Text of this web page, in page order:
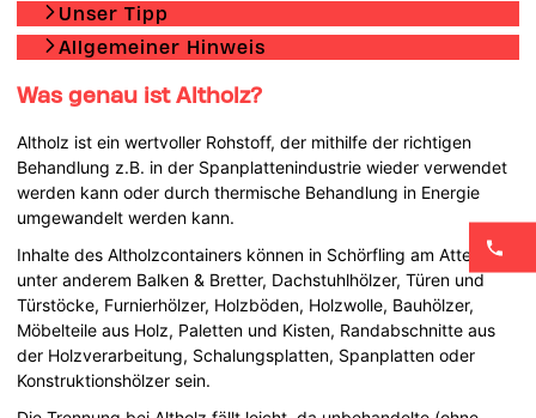
Unser Tipp
Allgemeiner Hinweis
Was genau ist Altholz?
Altholz ist ein wertvoller Rohstoff, der mithilfe der richtigen
Behandlung z.B. in der Spanplattenindustrie wieder verwendet
werden kann oder durch thermische Behandlung in Energie
umgewandelt werden kann.
Inhalte des Altholzcontainers können in Schörfling am Attersee
unter anderem Balken & Bretter, Dachstuhlhölzer, Türen und
Türstöcke, Furnierhölzer, Holzböden, Holzwolle, Bauhölzer,
Möbelteile aus Holz, Paletten und Kisten, Randabschnitte aus
der Holzverarbeitung, Schalungsplatten, Spanplatten oder
Konstruktionshölzer sein.